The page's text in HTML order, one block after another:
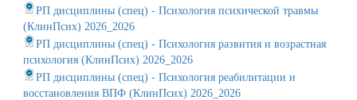
РП дисциплины (спец) - Психология психической травмы
(КлинПсих) 2026_2026
РП дисциплины (спец) - Психология развития и возрастная
психология (КлинПсих) 2026_2026
РП дисциплины (спец) - Психология реабилитации и
восстановления ВПФ (КлинПсих) 2026_2026